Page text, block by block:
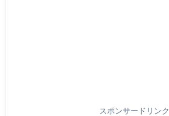
スポンサードリンク